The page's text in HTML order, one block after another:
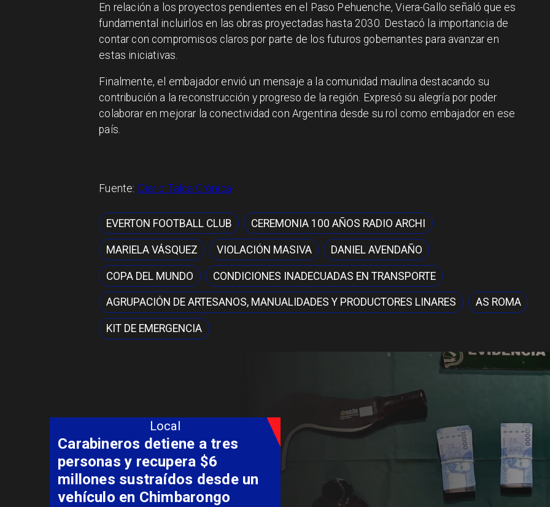
En relación a los proyectos pendientes en el Paso Pehuenche, Viera-Gallo señaló que es
fundamental incluirlos en las obras proyectadas hasta 2030. Destacó la importancia de
contar con compromisos claros por parte de los futuros gobernantes para avanzar en
estas iniciativas.
Finalmente, el embajador envió un mensaje a la comunidad maulina destacando su
contribución a la reconstrucción y progreso de la región. Expresó su alegría por poder
colaborar en mejorar la conectividad con Argentina desde su rol como embajador en ese
país.
Fuente: Diario Talca Crónica
EVERTON FOOTBALL CLUB CEREMONIA 100 AÑOS RADIO ARCHI
MARIELA VÁSQUEZ VIOLACIÓN MASIVA DANIEL AVENDAÑO
COPA DEL MUNDO CONDICIONES INADECUADAS EN TRANSPORTE
AGRUPACIÓN DE ARTESANOS, MANUALIDADES Y PRODUCTORES LINARES AS ROMA
KIT DE EMERGENCIA
detiene a tres
y recupera $6
sustraídos desde un
en Chimbarongo